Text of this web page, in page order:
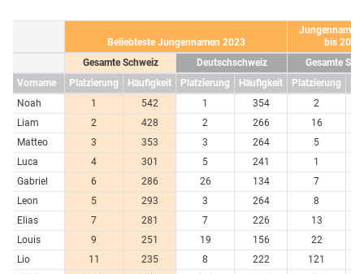
Beliebteste Jungennamen 2023
Jungennamen
bis 2023
Gesamte Schweiz
Deutschschweiz
Gesamte
Vorname
Platzierung Häufigkeit Platzierung Häufigkeit Platzierung
Noah
1 542 1 354 2
Liam
2 428 2 266 16
Matteo
3 353 3 264 5
Luca
4 301 5 241 1
Gabriel
6 286 26 134 7
Leon
5 293 3 264 8
Elias
7 281 7 226 13
Louis
9 251 19 156 22
Lio
11 235 8 222 121